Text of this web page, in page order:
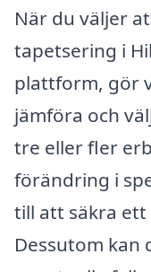
När du väljer
tapetsering i
plattform, gör
jämföra och
tre eller fler
förändring i
till att säkra
Dessutom kan